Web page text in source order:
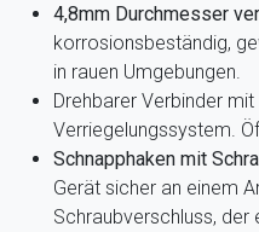
4,8mm Durchmesser
korrosionsbeständig,
in rauen Umgebungen.
Drehbarer Verbinder
Verriegelungssystem.
Schnapphaken mit
Gerät sicher an einem
Schraubverschluss, der